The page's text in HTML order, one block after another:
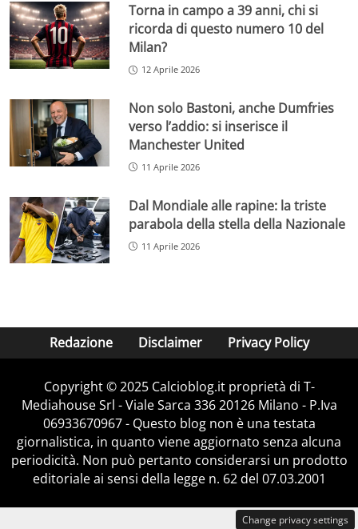
Torna in campo a 39 anni, chi si
ricorda di questo numero 10 del
Milan?
12 Aprile 2026
Non solo Bastoni, anche Dumfries
verso l’addio: si inserisce il
Manchester United
11 Aprile 2026
Dal Mondiale alle rapine: la triste
parabola della stella della Nazionale
11 Aprile 2026
Redazione Disclaimer Privacy Policy
Copyright © 2025 Calcioblog.it proprietà di T-
Mediahouse Srl - Viale Sarca 336 20126 Milano - P.Iva
06933670967 - Questo blog non è una testata
giornalistica, in quanto viene aggiornato senza alcuna
periodicità. Non può pertanto considerarsi un prodotto
editoriale ai sensi della legge n. 62 del 07.03.2001
Change privacy settings